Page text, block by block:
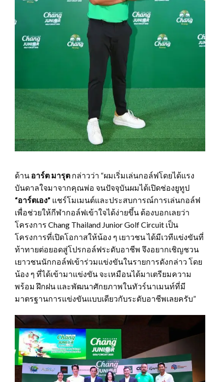
ด้าน อาร์ต มารุต กล่าวว่า “ผมเริ่มเล่นกอล์ฟโดยได้แรง
บันดาลใจมาจากคุณพ่อ จนปัจจุบันผมได้เปิดช่องยูทูป
“อาร์ตเอง” แชร์โมเมนต์และประสบการณ์การเล่นกอล์ฟ
เพื่อช่วยให้กีฬากอล์ฟเข้าใจได้ง่ายขึ้น ต้องบอกเลยว่า
โครงการ Chang Thailand Junior Golf Circuit เป็น
โครงการที่เปิดโอกาสให้น้อง ๆ เยาวชน ได้มีเวทีแข่งขันที่
ท้าทายต่อยอดสู่โปรกอล์ฟระดับอาชีพ จึงอยากเชิญชวน
เยาวชนนักกอล์ฟเข้าร่วมแข่งขันในรายการดังกล่าว โดย
น้อง ๆ ที่ได้เข้ามาแข่งขัน จะเหมือนได้มาเตรียมความ
พร้อม ฝึกฝน และพัฒนาศักยภาพในทัวร์นาเมนท์ที่มี
มาตรฐานการแข่งขันแบบเดียวกับระดับอาชีพเลยครับ”